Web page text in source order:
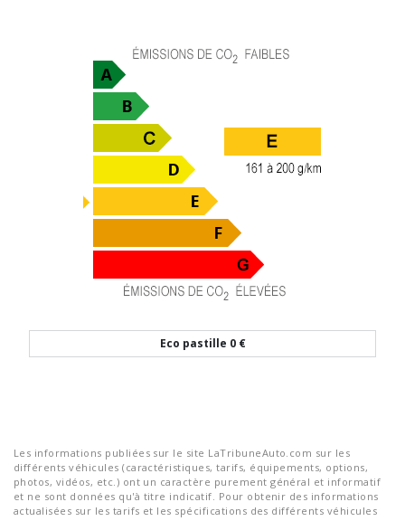
Eco pastille 0 €
Les informations publiées sur le site LaTribuneAuto.com sur les
différents véhicules (caractéristiques, tarifs, équipements, options,
photos, vidéos, etc.) ont un caractère purement général et informatif
et ne sont données qu'à titre indicatif. Pour obtenir des informations
actualisées sur les tarifs et les spécifications des différents véhicules